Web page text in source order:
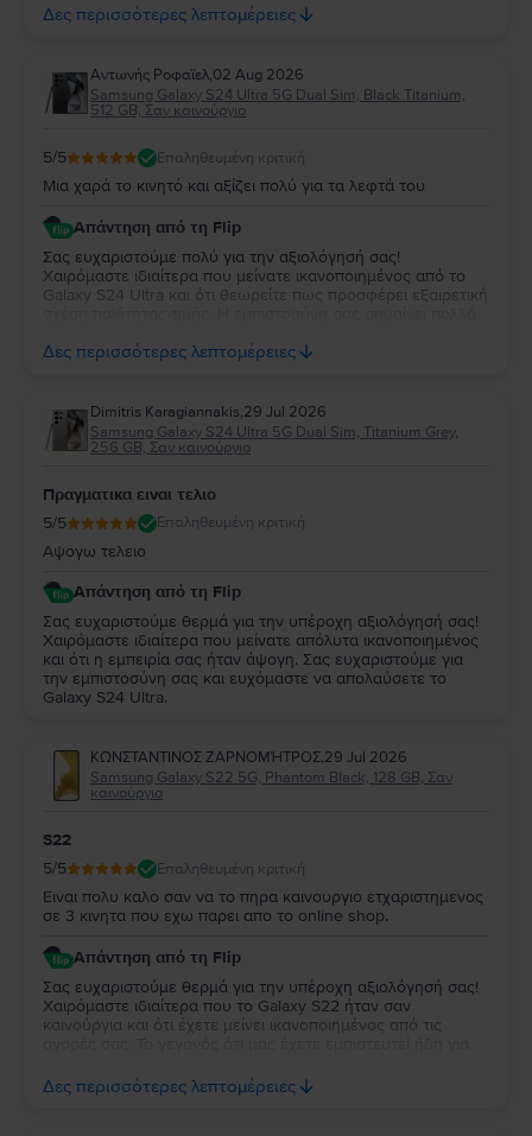
απόλυτα ικανοποιημένη. Σας ευχαριστούμε για την
εμπιστοσύνη σας και σας ευχόμαστε να χαρείτε τη νέα σας
Δες περισσότερες λεπτομέρειες
Aντωνής Ροφαϊελ,02 Aug 2026
Samsung Galaxy S24 Ultra 5G Dual Sim, Black Titanium,
512 GB, Σαν καινούργιο
5/5 Επαληθευμένη κριτική
Μια χαρά το κινητό και αξίζει πολύ για τα λεφτά του
Απάντηση από τη Flip
Σας ευχαριστούμε πολύ για την αξιολόγησή σας!
Χαιρόμαστε ιδιαίτερα που μείνατε ικανοποιημένος από το
Galaxy S24 Ultra και ότι θεωρείτε πως προσφέρει εξαιρετική
σας εξυπηρετήσουμε ξανά στο μέλλον!
Δες περισσότερες λεπτομέρειες
Dimitris Karagiannakis,29 Jul 2026
Samsung Galaxy S24 Ultra 5G Dual Sim, Titanium Grey,
256 GB, Σαν καινούργιο
Πραγματικα ειναι τελιο
5/5 Επαληθευμένη κριτική
Αψογω τελειο
Απάντηση από τη Flip
Σας ευχαριστούμε θερμά για την υπέροχη αξιολόγησή σας!
Χαιρόμαστε ιδιαίτερα που μείνατε απόλυτα ικανοποιημένος
και ότι η εμπειρία σας ήταν άψογη. Σας ευχαριστούμε για
την εμπιστοσύνη σας και ευχόμαστε να απολαύσετε το
Galaxy S24 Ultra.
ΚΩΝΣΤΑΝΤΙΝΟΣ ΖΑΡΝΟΜΉΤΡΟΣ,29 Jul 2026
Samsung Galaxy S22 5G, Phantom Black, 128 GB, Σαν
καινούργιο
S22
5/5 Επαληθευμένη κριτική
Ειναι πολυ καλο σαν να το πηρα καινουργιο ετχαριστημενος
σε 3 κινητα που εχω παρει απο το online shop.
Απάντηση από τη Flip
Σας ευχαριστούμε θερμά για την υπέροχη αξιολόγησή σας!
Χαιρόμαστε ιδιαίτερα που το Galaxy S22 ήταν σαν
καινούργια και ότι έχετε μείνει ικανοποιημένος από τις
ειλικρινά για τη στήριξή σας. Σας ευχόμαστε να απολαύσετε
τη νέα σας συσκευή και θα χαρούμε να σας
Δες περισσότερες λεπτομέρειες